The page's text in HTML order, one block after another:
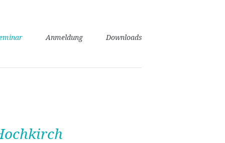
Anmeldung Downloads